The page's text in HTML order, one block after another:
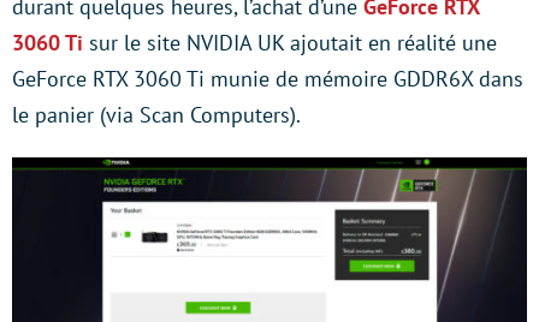
durant quelques heures, l’achat d’une GeForce RTX
3060 Ti sur le site NVIDIA UK ajoutait en réalité une
GeForce RTX 3060 Ti munie de mémoire GDDR6X dans
le panier (via Scan Computers).